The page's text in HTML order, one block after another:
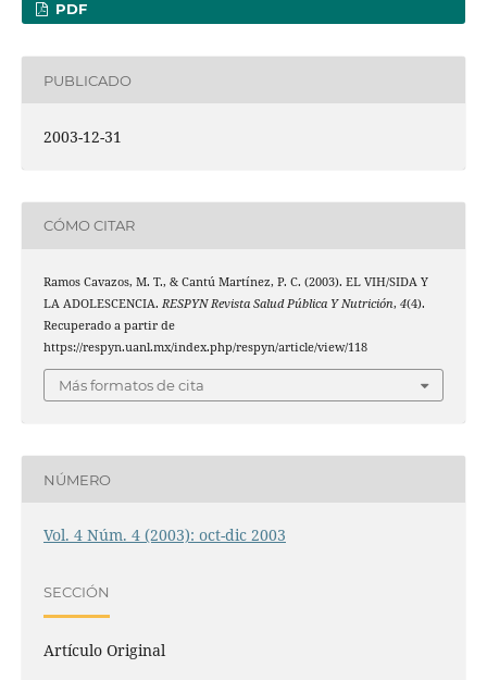
PDF
PUBLICADO
2003-12-31
CÓMO CITAR
Ramos Cavazos, M. T., & Cantú Martínez, P. C. (2003). EL VIH/SIDA Y
LA ADOLESCENCIA. RESPYN Revista Salud Pública Y Nutrición, 4(4).
Recuperado a partir de
https://respyn.uanl.mx/index.php/respyn/article/view/118
Más formatos de cita
NÚMERO
Vol. 4 Núm. 4 (2003): oct-dic 2003
SECCIÓN
Artículo Original